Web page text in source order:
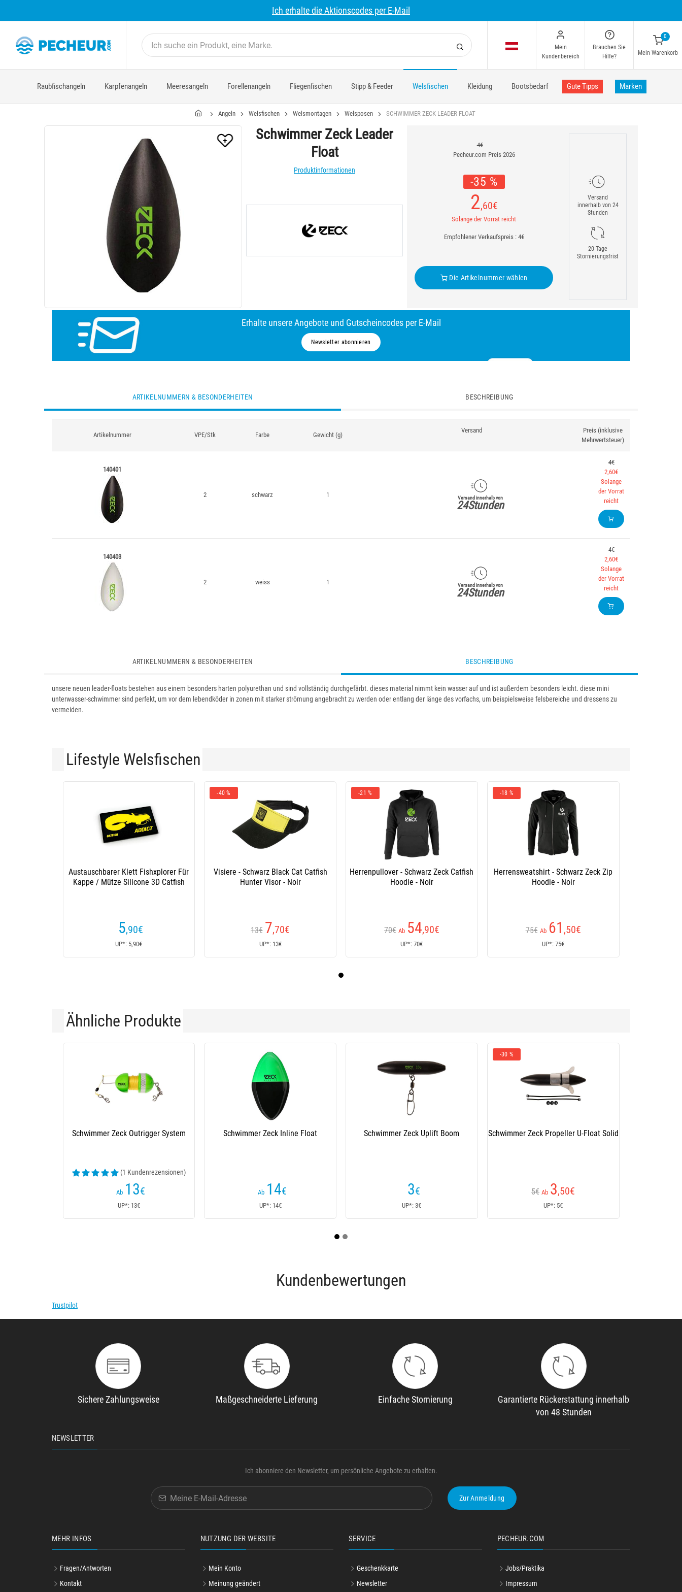
Ich erhalte die Aktionscodes per E-Mail
Mein
Kundenbereich
Brauchen Sie
Hilfe?
0
Mein Warenkorb
Raubfischangeln Karpfenangeln Meeresangeln Forellenangeln Fliegenfischen Stipp & Feeder Welsfischen Kleidung Bootsbedarf Gute Tipps Marken
Angeln Welsfischen Welsmontagen Welsposen SCHWIMMER ZECK LEADER FLOAT
Schwimmer Zeck Leader
Float
Produktinformationen
4€
Pecheur.com Preis 2026
-35 %
2,60€
Solange der Vorrat reicht
Empfohlener Verkaufspreis : 4€
Die Artikelnummer wählen
Versand
innerhalb von 24
Stunden
20 Tage
Stornierungsfrist
Erhalte unsere Angebote und Gutscheincodes per E-Mail
Newsletter abonnieren
ARTIKELNUMMERN & BESONDERHEITEN BESCHREIBUNG
Artikelnummer VPE/Stk Farbe Gewicht (g)
Versand
Preis (inklusive
Mehrwertsteuer)
140401
2 schwarz 1 Versand innerhalb von
24Stunden
4€
2,60€
Solange
der Vorrat
reicht
140403
2 weiss 1 Versand innerhalb von
24Stunden
4€
2,60€
Solange
der Vorrat
reicht
ARTIKELNUMMERN & BESONDERHEITEN BESCHREIBUNG
unsere neuen leader-floats bestehen aus einem besonders harten polyurethan und sind vollständig durchgefärbt. dieses material nimmt kein wasser auf und ist außerdem besonders leicht. diese mini
unterwasser-schwimmer sind perfekt, um vor dem lebendköder in zonen mit starker strömung angebracht zu werden oder entlang der länge des vorfachs, um beispielsweise felsbereiche und dressens zu
vermeiden.
Lifestyle Welsfischen
Austauschbarer Klett Fishxplorer Für
Kappe / Mütze Silicone 3D Catfish
5,90€
UP*: 5,90€
-40 %
Visiere - Schwarz Black Cat Catfish
Hunter Visor - Noir
13€ 7,70€
UP*: 13€
-21 %
Herrenpullover - Schwarz Zeck Catfish
Hoodie - Noir
70€ Ab 54,90€
UP*: 70€
-18 %
Herrensweatshirt - Schwarz Zeck Zip
Hoodie - Noir
75€ Ab 61 ,50€
UP*: 75€
Ähnliche Produkte
Outrigger System
(1 Kundenrezensionen)
Schwimmer Zeck Inline Float Schwimmer Zeck Uplift Boom Schwimmer Zeck Propeller U-Float Solid
5€
Boje Zeck Cat Buoy
Kundenbewertungen
Trustpilot
Sichere Zahlungsweise Maßgeschneiderte Lieferung Einfache Stornierung
Garantierte Rückerstattung innerhalb
von 48 Stunden
NEWSLETTER
Ich abonniere den Newsletter, um persönliche Angebote zu erhalten.
Zur Anmeldung
MEHR INFOS
Fragen/Antworten
Kontakt
NUTZUNG DER WEBSITE
Mein Konto
Meinung geändert
SERVICE
Geschenkkarte
Newsletter
PECHEUR.COM
Jobs/Praktika
Impressum